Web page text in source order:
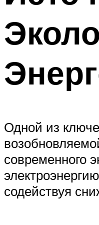
Одной из
современного
содействуя